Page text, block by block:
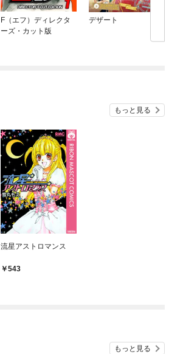
F（エフ）ディレクタ
ーズ・カット版
デザート
もっと見る
流星アストロマンス
543
もっと見る